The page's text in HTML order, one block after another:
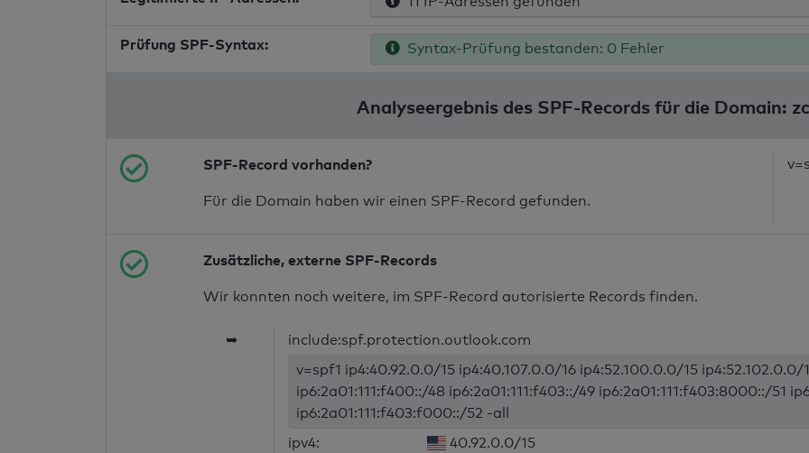
Prüfung SPF-Syntax: Syntax-Prüfung bestanden: 0 Fehler
Analyseergebnis des SPF-Records für die Domain:
SPF-Record vorhanden?
Für die Domain haben wir einen SPF-Record gefunden.
Zusätzliche, externe SPF-Records
Wir konnten noch weitere, im SPF-Record autorisierte Records finden.
➥
include:spf.protection.outlook.com
v=spf1 ip4:40.92.0.0/15 ip4:40.107.0.0/16 ip4:52.100.0.0/15 ip4:52.102.0.0/
ip6:2a01:111:f400::/48 ip6:2a01:111:f403::/49 ip6:2a01:111:f403:8000::/51
ip6:2a01:111:f403:f000::/52 -all
ipv4:
40.92.0.0/15